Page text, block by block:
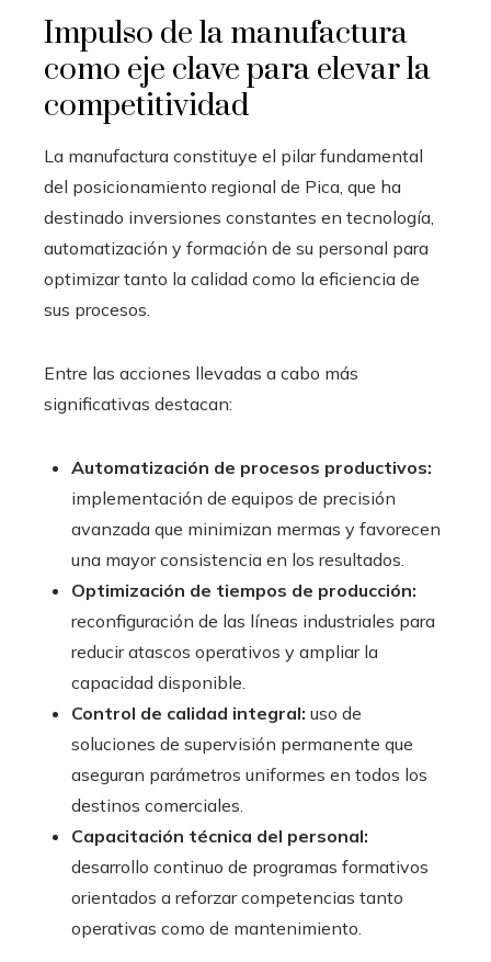
Impulso de la manufactura
como eje clave para elevar la
competitividad
La manufactura constituye el pilar fundamental
del posicionamiento regional de Pica, que ha
destinado inversiones constantes en tecnología,
automatización y formación de su personal para
optimizar tanto la calidad como la eficiencia de
sus procesos.
Entre las acciones llevadas a cabo más
significativas destacan:
Automatización de procesos productivos:
implementación de equipos de precisión
avanzada que minimizan mermas y favorecen
una mayor consistencia en los resultados.
Optimización de tiempos de producción:
reconfiguración de las líneas industriales para
reducir atascos operativos y ampliar la
capacidad disponible.
Control de calidad integral: uso de
soluciones de supervisión permanente que
aseguran parámetros uniformes en todos los
destinos comerciales.
Capacitación técnica del personal:
desarrollo continuo de programas formativos
orientados a reforzar competencias tanto
operativas como de mantenimiento.